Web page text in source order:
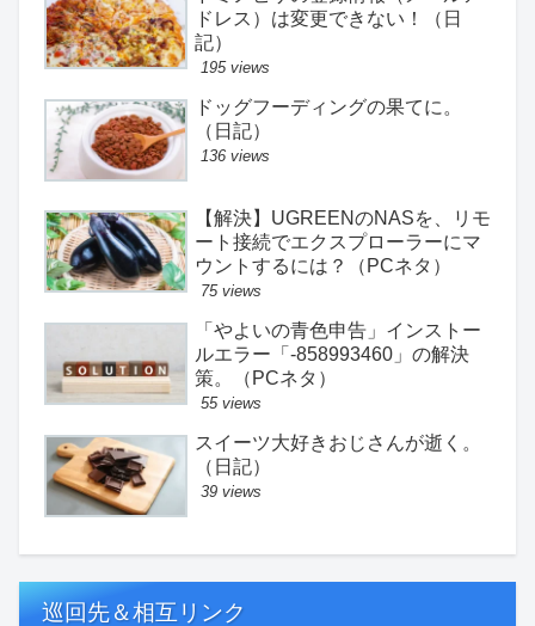
ドレス）は変更できない！（日
記）
195 views
ドッグフーディングの果てに。
（日記）
136 views
【解決】UGREENのNASを、リモ
ート接続でエクスプローラーにマ
ウントするには？（PCネタ）
75 views
「やよいの青色申告」インストー
ルエラー「-858993460」の解決
策。（PCネタ）
55 views
スイーツ大好きおじさんが逝く。
（日記）
39 views
巡回先＆相互リンク